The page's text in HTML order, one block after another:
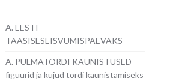
A. EESTI
TAASISESEISVUMISPÄEVAKS
A. PULMATORDI KAUNISTUSED -
figuurid ja kujud tordi kaunistamiseks